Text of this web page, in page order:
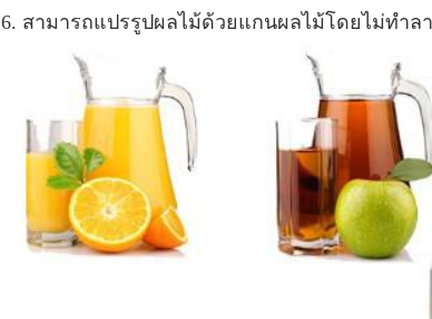
6. สามารถแปรรูปผลไม้ด้วยแกนผลไม้โดยไม่ทำล